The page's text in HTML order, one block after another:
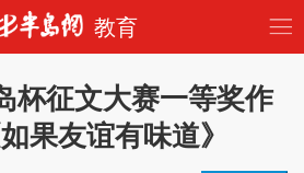
教育
杯征文大赛一等奖作
友谊有味道》